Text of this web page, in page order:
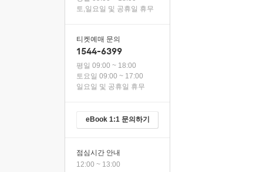
토,일요일 및 공휴일 휴무
티켓예매 문의
1544-6399
평일 09:00 ~ 18:00
토요일 09:00 ~ 17:00
일요일 및 공휴일 휴무
eBook 1:1 문의하기
점심시간 안내
12:00 ~ 13:00